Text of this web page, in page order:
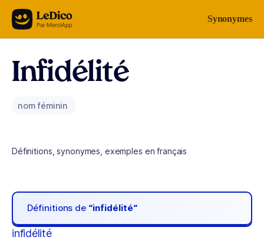
Aller au contenu Synonymes
Infidélité
nom féminin
Définitions, synonymes, exemples en français
Définitions de “infidélité“
infidélité